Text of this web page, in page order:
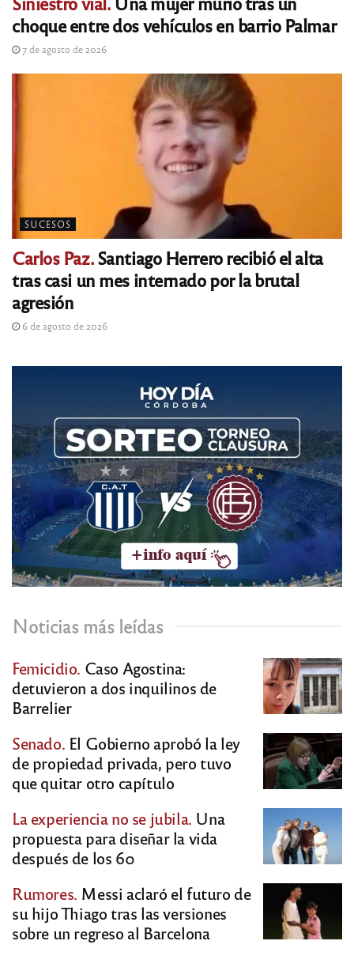
choque entre dos vehículos en barrio Palmar
7 de agosto de 2026
SUCESOS
Carlos Paz.Santiago Herrero recibió el alta
tras casi un mes internado por la brutal
agresión
6 de agosto de 2026
Noticias más leídas
Femicidio. Caso Agostina:
detuvieron a dos inquilinos de
Barrelier
Senado. El Gobierno aprobó la ley
de propiedad privada, pero tuvo
que quitar otro capítulo
La experiencia no se jubila. Una
propuesta para diseñar la vida
después de los 60
Rumores. Messi aclaró el futuro de
su hijo Thiago tras las versiones
sobre un regreso al Barcelona